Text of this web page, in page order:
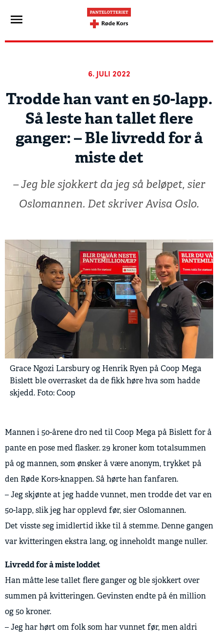
6. JULI 2022
Trodde han vant en 50-lapp.
Så leste han tallet flere
ganger: – Ble livredd for å
miste det
– Jeg ble sjokkert da jeg så beløpet, sier
Oslomannen. Det skriver Avisa Oslo.
Grace Ngozi Larsbury og Henrik Ryen på Coop Mega
Bislett ble overrasket da de fikk høre hva som hadde
skjedd. Foto: Coop
Mannen i 50-årene dro ned til Coop Mega på Bislett for å
pante en pose med flasker. 29 kroner kom totalsummen
på og mannen, som ønsker å være anonym, trykket på
den Røde Kors-knappen. Så hørte han fanfaren.
– Jeg skjønte at jeg hadde vunnet, men trodde det var en
50-lapp, slik jeg har opplevd før, sier Oslomannen.
Det visste seg imidlertid ikke til å stemme. Denne gangen
var kvitteringen ekstra lang, og inneholdt mange nuller.
Livredd for å miste loddet
Han måtte lese tallet flere ganger og ble sjokkert over
summen på kvitteringen. Gevinsten endte på én million
og 50 kroner.
– Jeg har hørt om folk som har vunnet før, men aldri